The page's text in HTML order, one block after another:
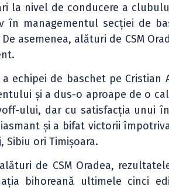
la nivel de conducere a
în managementul secției de
asemenea, alături de CSM
echipei de baschet pe Cristian
și a dus-o aproape de o
ului, dar cu satisfacția unui
și a bifat victorii
ori Timișoara.
de CSM Oradea,
bihoreană ultimele cinci